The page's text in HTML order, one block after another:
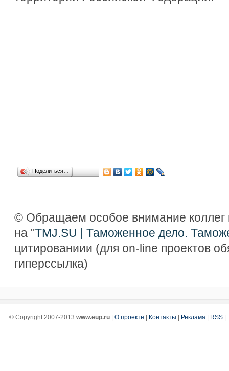
Поделиться…
© Обращаем особое внимание коллег
на "TMJ.SU | Таможенное дело.
цитированиии (для on-line проектов
гиперссылка)
© Copyright 2007-2013 www.eup.ru| О проекте | Контакты | Реклама | RSS|